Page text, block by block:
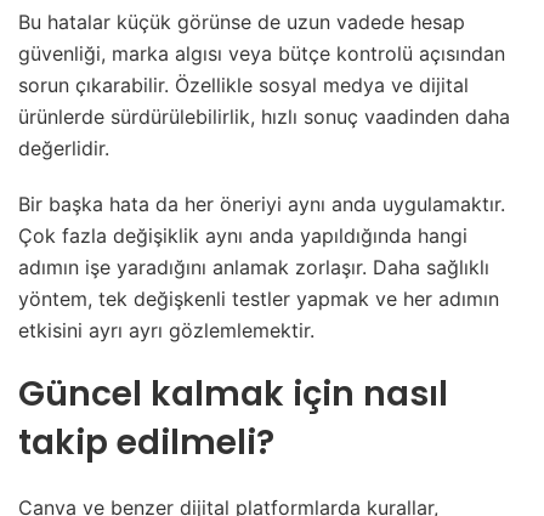
Bu hatalar küçük görünse de uzun vadede hesap
güvenliği, marka algısı veya bütçe kontrolü açısından
sorun çıkarabilir. Özellikle sosyal medya ve dijital
ürünlerde sürdürülebilirlik, hızlı sonuç vaadinden daha
değerlidir.
Bir başka hata da her öneriyi aynı anda uygulamaktır.
Çok fazla değişiklik aynı anda yapıldığında hangi
adımın işe yaradığını anlamak zorlaşır. Daha sağlıklı
yöntem, tek değişkenli testler yapmak ve her adımın
etkisini ayrı ayrı gözlemlemektir.
Güncel kalmak için nasıl
takip edilmeli?
Canva ve benzer dijital platformlarda kurallar,